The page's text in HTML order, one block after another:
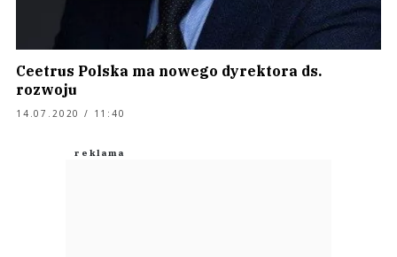
Ceetrus Polska ma nowego dyrektora ds.
rozwoju
14.07.2020 / 11:40